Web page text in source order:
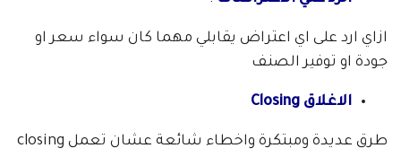
ازاي ارد على اي اعتراض يقابلي مهما كان سواء سعر او
جودة او توفير الصنف
الاغلاق Closing